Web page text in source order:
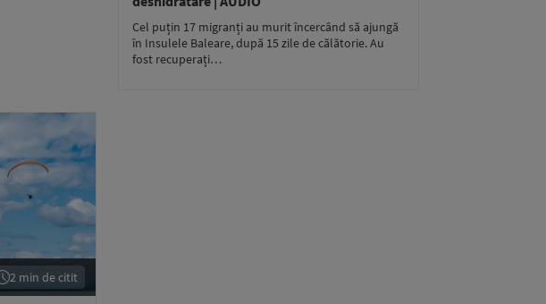
Cel puțin 17 migranți au murit încercând să ajungă
în Insulele Baleare, după 15 zile de călătorie. Au
fost recuperați…
2 min de citit